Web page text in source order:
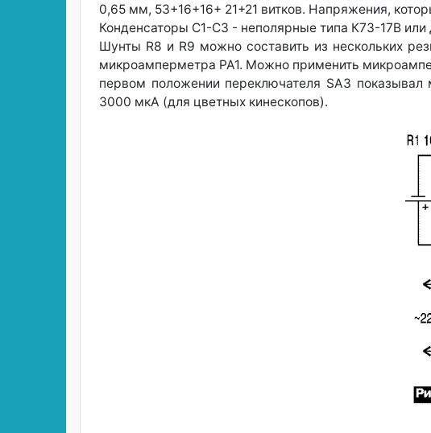
0,65 мм, 53+16+16+ 21+21 витков. Напряжения,
Конденсаторы С1-СЗ - неполярные типа К73-17В
Шунты R8 и R9 можно составить из нескольких
микроамперметра РА1. Можно применить
первом положении переключателя SАЗ
3000 мкА (для цветных кинескопов).